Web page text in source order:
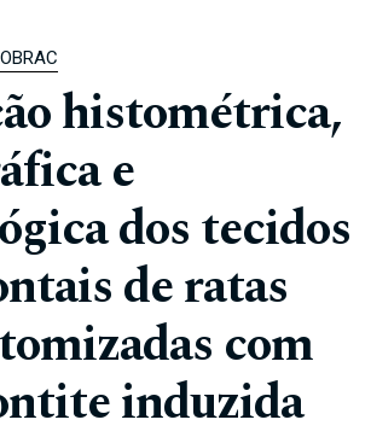
histométrica,
e
dos tecidos
de ratas
com
induzida